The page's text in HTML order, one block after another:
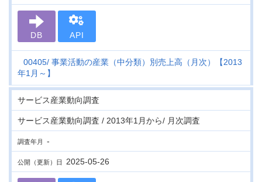
DB API
00405 事業活動の産業（中分類）別売上高（月次）【2013
年1月～】
サービス産業動向調査
サービス産業動向調査 / 2013年1月から/ 月次調査
調査年月 -
公開（更新）日 2025-05-26